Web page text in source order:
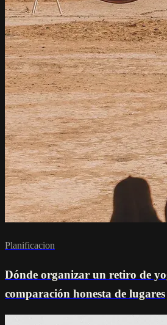
Planificacion
Dónde organizar un retiro de
comparación honesta de lugares